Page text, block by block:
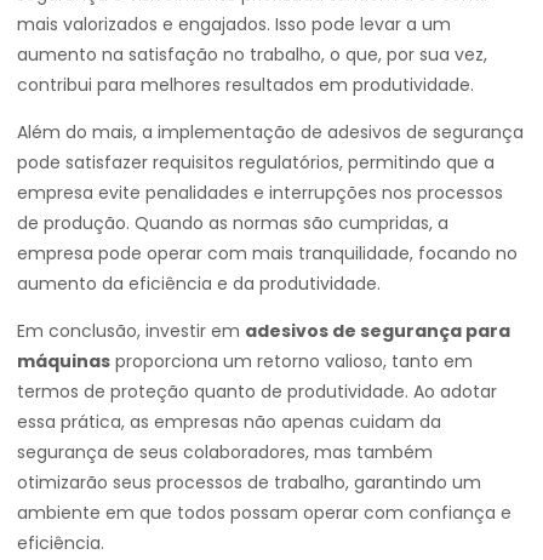
mais valorizados e engajados. Isso pode levar a um
aumento na satisfação no trabalho, o que, por sua vez,
contribui para melhores resultados em produtividade.
Além do mais, a implementação de adesivos de segurança
pode satisfazer requisitos regulatórios, permitindo que a
empresa evite penalidades e interrupções nos processos
de produção. Quando as normas são cumpridas, a
empresa pode operar com mais tranquilidade, focando no
aumento da eficiência e da produtividade.
Em conclusão, investir em adesivos de segurança para
máquinas proporciona um retorno valioso, tanto em
termos de proteção quanto de produtividade. Ao adotar
essa prática, as empresas não apenas cuidam da
segurança de seus colaboradores, mas também
otimizarão seus processos de trabalho, garantindo um
ambiente em que todos possam operar com confiança e
eficiência.